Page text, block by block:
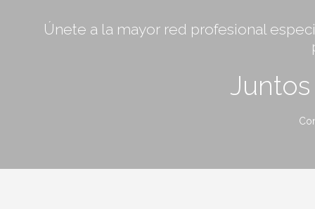
Únete a la mayor red profesional